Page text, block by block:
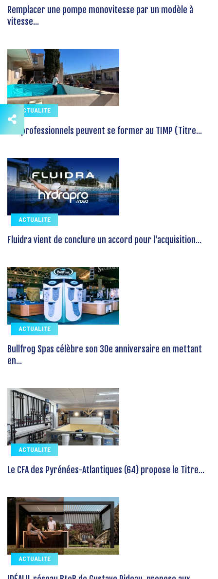
Remplacer une pompe monovitesse par un modèle à
vitesse...
ACTUALITE
Les professionnels peuvent se former au TIMP (Titre...
ACTUALITE
Fluidra vient de conclure un accord pour l'acquisition...
ACTUALITE
Bullfrog Spas célèbre son 30e anniversaire en mettant
en...
ACTUALITE
Le CFA des Pyrénées-Atlantiques (64) propose le Titre...
ACTUALITE